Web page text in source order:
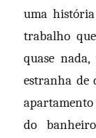
uma
trabalho
quase
estranha de
apartamento
do